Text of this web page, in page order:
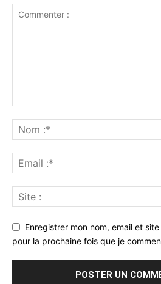
Enregistrer mon nom, email et
pour la prochaine fois que je